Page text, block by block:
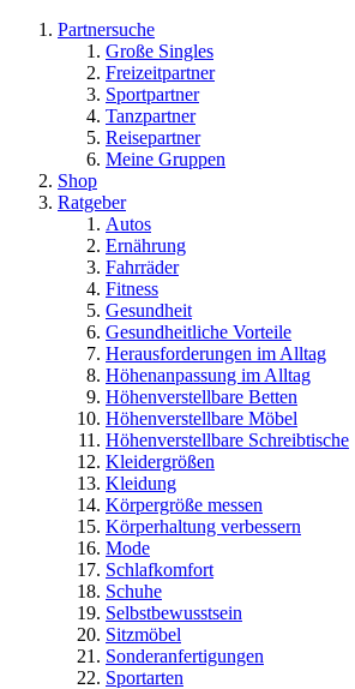
Partnersuche
Große Singles
Freizeitpartner
Sportpartner
Tanzpartner
Reisepartner
Meine Gruppen
Shop
Ratgeber
Autos
Ernährung
Fahrräder
Fitness
Gesundheit
Gesundheitliche Vorteile
Herausforderungen im Alltag
Höhenanpassung im Alltag
Höhenverstellbare Betten
Höhenverstellbare Möbel
Höhenverstellbare Schreibtische
Kleidergrößen
Kleidung
Körpergröße messen
Körperhaltung verbessern
Mode
Schlafkomfort
Schuhe
Selbstbewusstsein
Sitzmöbel
Sonderanfertigungen
Sportarten